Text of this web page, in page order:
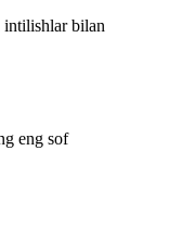
bilan
eng sof